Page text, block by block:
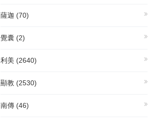
薩迦 (70)
覺囊 (2)
利美 (2640)
顯教 (2530)
南傳 (46)